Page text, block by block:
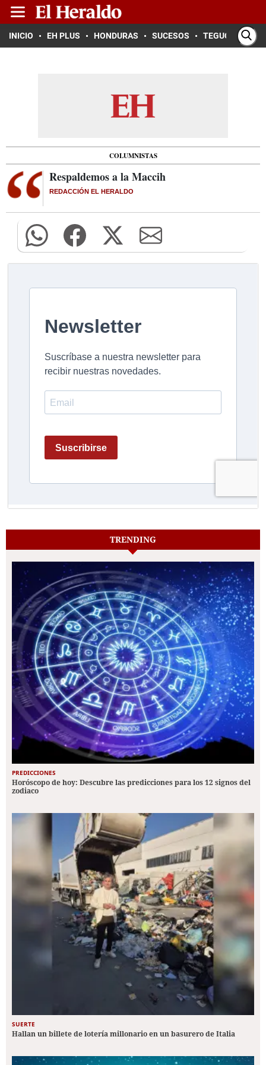
INICIO EH PLUS HONDURAS SUCESOS TEGUCIGALPA
COLUMNISTAS
Respaldemos a la Maccih
REDACCIÓN EL HERALDO
TRENDING
PREDICCIONES
Horóscopo de hoy: Descubre las predicciones para los 12 signos del
zodiaco
SUERTE
Hallan un billete de lotería millonario en un basurero de Italia